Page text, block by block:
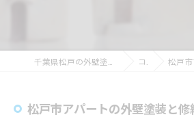
コラム 松戸市アパート
松戸市アパートの外壁塗装と